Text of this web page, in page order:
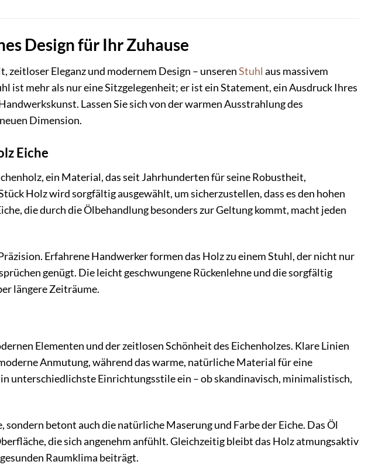
Design für Ihr Zuhause
zeitloser Eleganz und modernem Design – unserenStuhl aus massivem
ist mehr als nur eine Sitzgelegenheit; er ist ein Statement, ein Ausdruck Ihres
Lassen Sie sich von der warmen Ausstrahlung des
Dimension.
Eiche
ein Material, das seit Jahrhunderten für seine Robustheit,
Holz wird sorgfältig ausgewählt, um sicherzustellen, dass es den hohen
die durch die Ölbehandlung besonders zur Geltung kommt, macht jeden
Erfahrene Handwerker formen das Holz zu einem Stuhl, der nicht nur
genügt. Die leicht geschwungene Rückenlehne und die sorgfältig
längere Zeiträume.
Elementen und der zeitlosen Schönheit des Eichenholzes. Klare Linien
Anmutung, während das warme, natürliche Material für eine
unterschiedlichste Einrichtungsstile ein – ob skandinavisch, minimalistisch,
betont auch die natürliche Maserung und Farbe der Eiche. Das Öl
die sich angenehm anfühlt. Gleichzeitig bleibt das Holz atmungsaktiv
Raumklima beiträgt.